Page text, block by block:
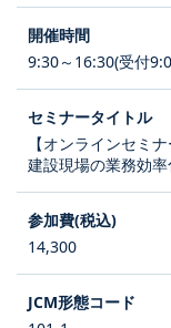
9:30～16:30(受付
【オンラインセミ
建設現場の業務効
14,300